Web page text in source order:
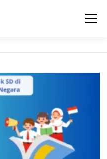
Menu
PROFIL ALUMNI